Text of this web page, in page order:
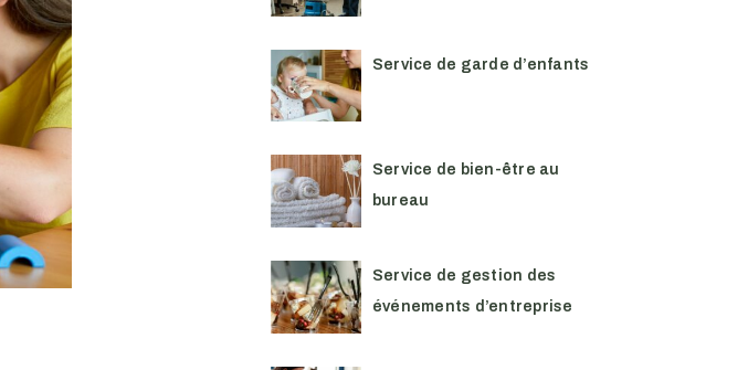
Service de garde d’enfants
Service de bien-être au
bureau
Service de gestion des
événements d’entreprise